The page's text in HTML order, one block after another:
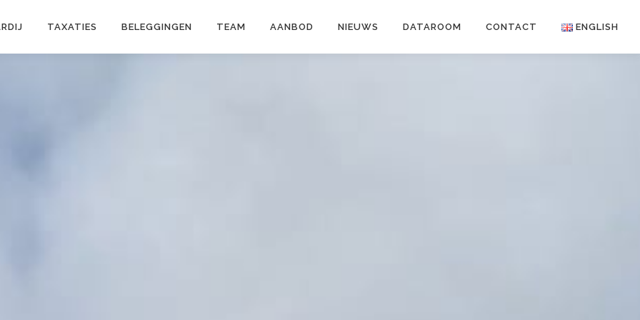
TAXATIES BELEGGINGEN TEAM AANBOD NIEUWS DATAROOM CONTACT ENGLISH